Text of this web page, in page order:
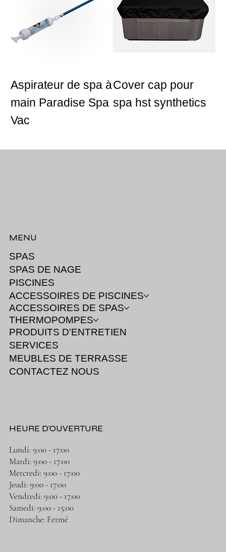
Aspirateur de spa à
main Paradise Spa
Vac
Cover cap pour
spa hst synthetics
MENU
SPAS
SPAS DE NAGE
PISCINES
ACCESSOIRES DE PISCINES
ACCESSOIRES DE SPAS
THERMOPOMPES
PRODUITS D'ENTRETIEN
SERVICES
MEUBLES DE TERRASSE
CONTACTEZ NOUS
HEURE D'OUVERTURE
Lundi: 9:00 - 17:00
Mardi: 9:00 - 17:00
Mercredi: 9:00 - 17:00
Jeudi: 9:00 - 17:00
Vendredi: 9:00 - 17:00
Samedi: 9:00 - 15:00
Dimanche: Fermé